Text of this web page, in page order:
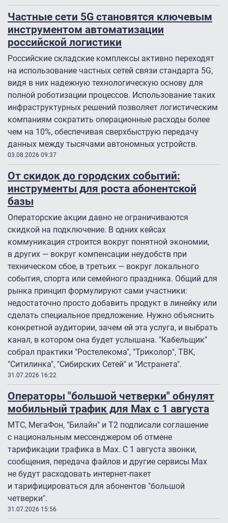
Частные сети 5G становятся ключевым
инструментом автоматизации
российской логистики
Российские складские комплексы активно переходят
на использование частных сетей связи стандарта 5G,
видя в них надежную технологическую основу для
полной роботизации процессов. Использование таких
инфраструктурных решений позволяет логистическим
компаниям сократить операционные расходы более
чем на 10%, обеспечивая сверхбыструю передачу
данных между тысячами автономных устройств.
03.08.2026 09:37
От скидок до городских событий:
инструменты для роста абонентской
базы
Операторские акции давно не ограничиваются
скидкой на подключение. В одних кейсах
коммуникация строится вокруг понятной экономии,
в других — вокруг компенсации неудобств при
техническом сбое, в третьих — вокруг локального
события, спорта или семейного праздника. Общий для
рынка принцип формулируют сами участники:
недостаточно просто добавить продукт в линейку или
сделать специальное предложение. Нужно объяснить
конкретной аудитории, зачем ей эта услуга, и выбрать
канал, в котором она будет услышана. "Кабельщик"
собрал практики "Ростелекома", "Триколор", ТВК,
"Ситилинка", "Сибирских Сетей" и "Истранета".
31.07.2026 16:22
Операторы "большой четверки" обнулят
мобильный трафик для Max с 1 августа
МТС, МегаФон, "Билайн" и Т2 подписали соглашение
с национальным мессенджером об отмене
тарификации трафика в Max. С 1 августа звонки,
сообщения, передача файлов и другие сервисы Max
не будут расходовать интернет-пакет
и тарифицироваться для абонентов "большой
четверки".
31.07.2026 15:56